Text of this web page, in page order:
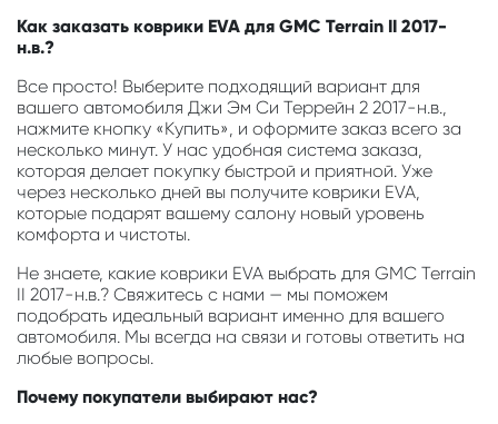
Как заказать коврики EVA для GMC Terrain II 2017-
н.в.?
Все просто! Выберите подходящий вариант для
вашего автомобиля Джи Эм Си Террейн 2 2017-н.в.,
нажмите кнопку «Купить», и оформите заказ всего за
несколько минут. У нас удобная система заказа,
которая делает покупку быстрой и приятной. Уже
через несколько дней вы получите коврики EVA,
которые подарят вашему салону новый уровень
комфорта и чистоты.
Не знаете, какие коврики EVA выбрать для GMC Terrain
II 2017-н.в.? Свяжитесь с нами — мы поможем
подобрать идеальный вариант именно для вашего
автомобиля. Мы всегда на связи и готовы ответить на
любые вопросы.
Почему покупатели выбирают нас?